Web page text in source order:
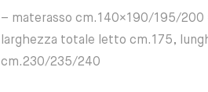
– materasso cm.140×190/195/
larghezza totale letto cm.175,
cm.230/235/240